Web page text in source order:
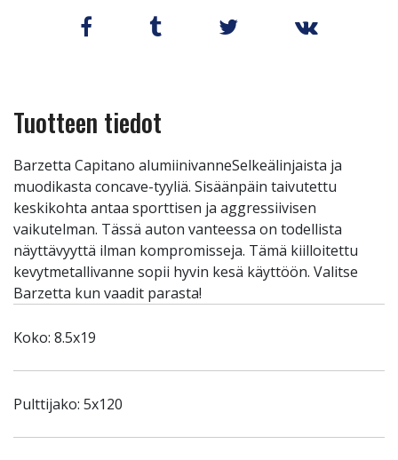
Tuotteen tiedot
Barzetta Capitano alumiinivanneSelkeälinjaista ja
muodikasta concave-tyyliä. Sisäänpäin taivutettu
keskikohta antaa sporttisen ja aggressiivisen
vaikutelman. Tässä auton vanteessa on todellista
näyttävyyttä ilman kompromisseja. Tämä kiilloitettu
kevytmetallivanne sopii hyvin kesä käyttöön. Valitse
Barzetta kun vaadit parasta!
Koko: 8.5x19
Pulttijako: 5x120